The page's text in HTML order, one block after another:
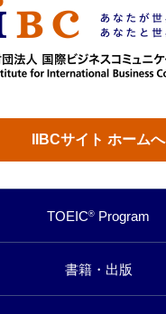
IIBCサイト ホームへ
TOEIC® Program
書籍・出版